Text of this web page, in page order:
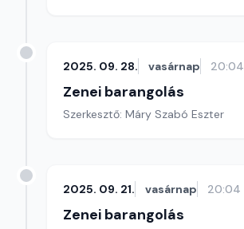
2025. 09. 28. vasárnap 20:04
Zenei barangolás
Szerkesztő: Máry Szabó Eszter
2025. 09. 21. vasárnap 20:04
Zenei barangolás